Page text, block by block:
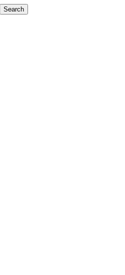
Search